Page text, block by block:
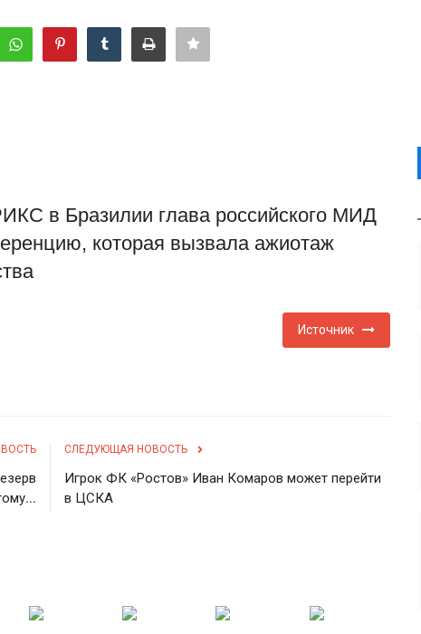
в Бразилии глава российского МИД
которая вызвала ажиотаж
Источник
СЛЕДУЮЩАЯ НОВОСТЬ
Игрок ФК «Ростов» Иван Комаров может перейти
в ЦСКА